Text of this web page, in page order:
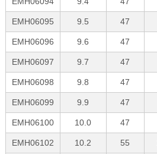
EMH06095 9.5 47
EMH06096 9.6 47
EMH06097 9.7 47
EMH06098 9.8 47
EMH06099 9.9 47
EMH06100 10.0 47
EMH06102 10.2 55